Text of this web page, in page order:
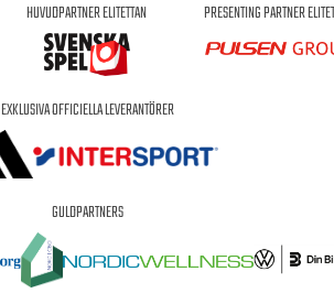
HUVUDPARTNER ELITETTAN PRESENTING PARTNER
EXKLUSIVA OFFICIELLA LEVERANTÖRER
GULDPARTNERS